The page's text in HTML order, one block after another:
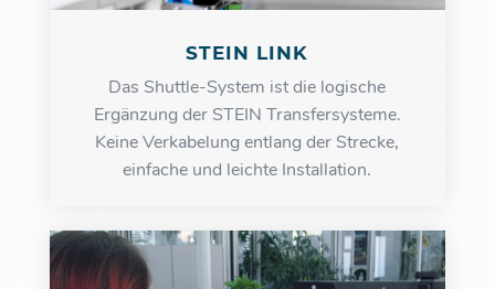
STEIN LINK
Das Shuttle-System ist die logische
Ergänzung der STEIN Transfersysteme.
Keine Verkabelung entlang der Strecke,
einfache und leichte Installation.